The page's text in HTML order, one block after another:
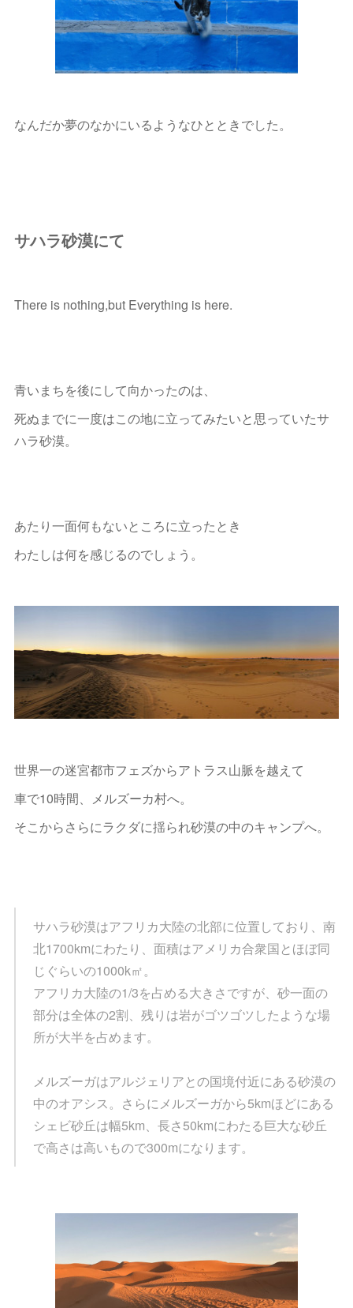
なんだか夢のなかにいるようなひとときでした。
サハラ砂漠にて
There is nothing,but Everything is here.
青いまちを後にして向かったのは、
死ぬまでに一度はこの地に立ってみたいと思っていたサ
ハラ砂漠。
あたり一面何もないところに立ったとき
わたしは何を感じるのでしょう。
世界一の迷宮都市フェズからアトラス山脈を越えて
車で10時間、メルズーカ村へ。
そこからさらにラクダに揺られ砂漠の中のキャンプへ。
サハラ砂漠はアフリカ大陸の北部に位置しており、南
北1700kmにわたり、面積はアメリカ合衆国とほぼ同
じぐらいの1000k㎡。
アフリカ大陸の1/3を占める大きさですが、砂一面の
部分は全体の2割、残りは岩がゴツゴツしたような場
所が大半を占めます。
メルズーガはアルジェリアとの国境付近にある砂漠の
中のオアシス。さらにメルズーガから5kmほどにある
シェビ砂丘は幅5km、長さ50kmにわたる巨大な砂丘
で高さは高いもので300mになります。